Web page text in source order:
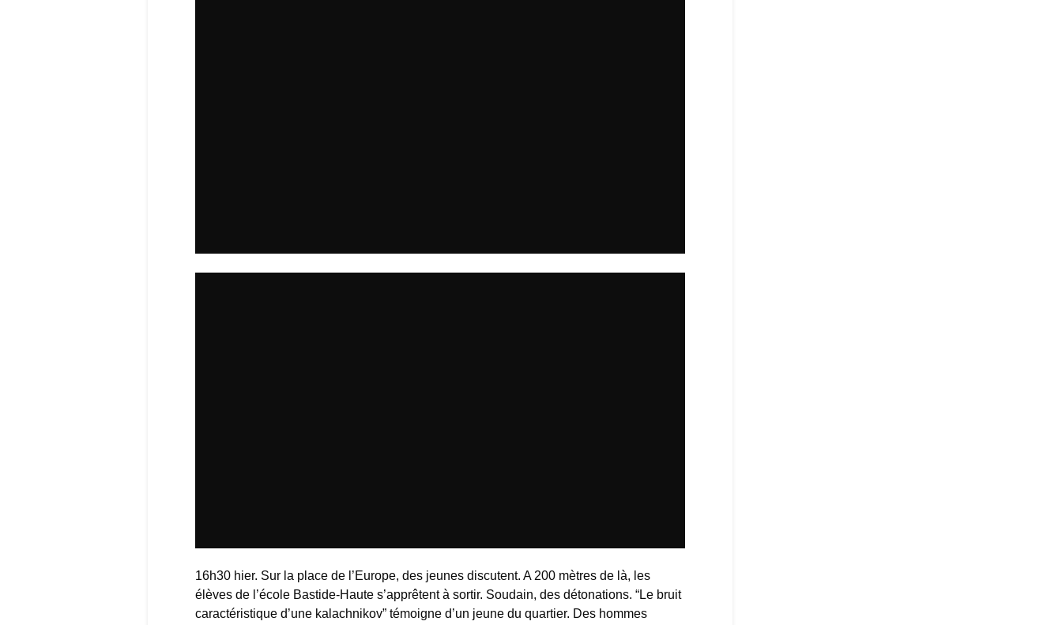
16h30 hier. Sur la place de l’Europe, des jeunes discutent. A 200 mètres de là, les
élèves de l’école Bastide-Haute s’apprêtent à sortir. Soudain, des détonations. “Le bruit
caractéristique d’une kalachnikov” témoigne d’un jeune du quartier. Des hommes